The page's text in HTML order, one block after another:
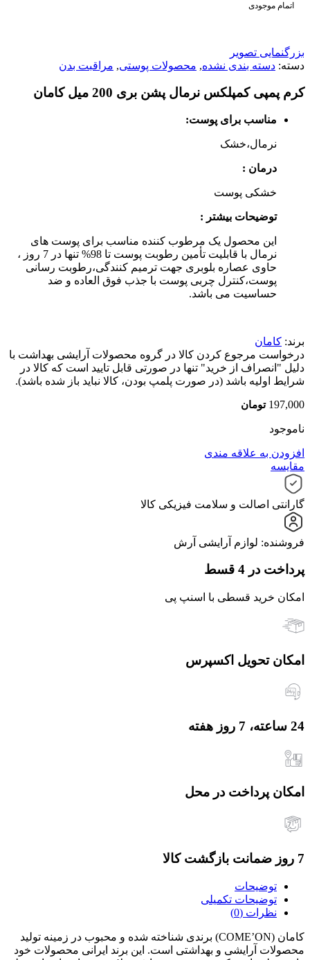
اتمام موجودی
بزرگنمایی تصویر
دسته: دسته بندی نشده, محصولات پوستی, مراقبت بدن
کرم پمپی کمپلکس نرمال پشن بری 200 میل کامان
مناسب برای پوست:
نرمال،خشک
درمان :
خشکی پوست
توضیحات بیشتر :
این محصول یک مرطوب کننده مناسب برای پوست های
نرمال با قابلیت تأمین رطوبت پوست تا 98% تنها در 7 روز ،
حاوی عصاره بلوبری جهت ترمیم کنندگی،رطوبت رسانی
پوست،کنترل چربی پوست با جذب فوق العاده و ضد
حساسیت می باشد.
برند: کامان
درخواست مرجوع کردن کالا در گروه محصولات آرایشی بهداشت با
دلیل "انصراف از خرید" تنها در صورتی قابل تایید است که کالا در
شرایط اولیه باشد (در صورت پلمپ بودن، کالا نباید باز شده باشد).
197,000 تومان
ناموجود
افزودن به علاقه مندی
مقایسه
گارانتی اصالت و سلامت فیزیکی کالا
فروشنده: لوازم آرایشی آرش
پرداخت در 4 قسط
امکان خرید قسطی با اسنپ پی
امکان تحویل اکسپرس
24 ساعته، 7 روز هفته
امکان پرداخت در محل
7 روز ضمانت بازگشت کالا
توضیحات
توضیحات تکمیلی
نظرات (0)
کامان (COME’ON) برندی شناخته شده و محبوب در زمینه تولید
محصولات آرایشی و بهداشتی است. این برند ایرانی محصولات خود